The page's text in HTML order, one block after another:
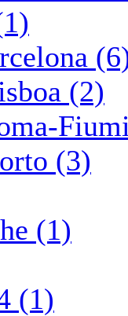
(2)
(3)
(1)
(1)